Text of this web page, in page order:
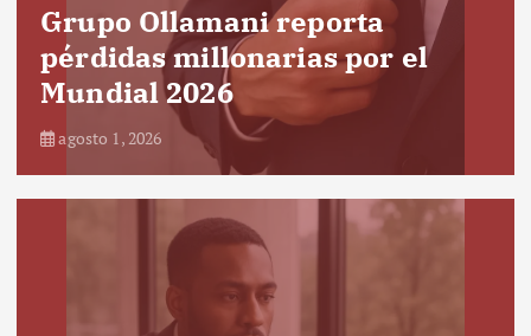
Grupo Ollamani reporta
pérdidas millonarias por el
Mundial 2026
agosto 1, 2026